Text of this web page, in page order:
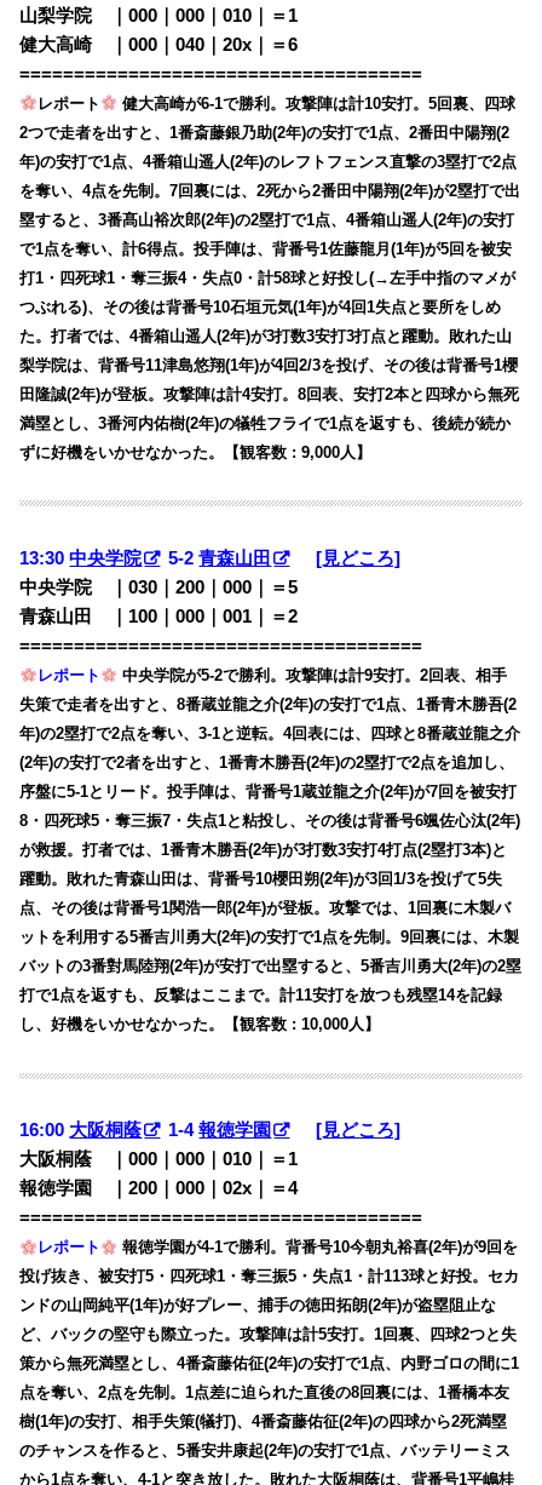
山梨学院 ｜000｜000｜010｜＝1
健大高崎 ｜000｜040｜20x｜＝6
=====================================
レポート
健大高崎が6-1で勝利。攻撃陣は計10安打。5回裏、四球
2つで走者を出すと、1番斎藤銀乃助(2年)の安打で1点、2番田中陽翔(2
年)の安打で1点、4番箱山遥人(2年)のレフトフェンス直撃の3塁打で2点
を奪い、4点を先制。7回裏には、2死から2番田中陽翔(2年)が2塁打で出
塁すると、3番髙山裕次郎(2年)の2塁打で1点、4番箱山遥人(2年)の安打
で1点を奪い、計6得点。投手陣は、背番号1佐藤龍月(1年)が5回を被安
打1・四死球1・奪三振4・失点0・計58球と好投し(→左手中指のマメが
つぶれる)、その後は背番号10石垣元気(1年)が4回1失点と要所をしめ
た。打者では、4番箱山遥人(2年)が3打数3安打3打点と躍動。敗れた山
梨学院は、背番号11津島悠翔(1年)が4回2/3を投げ、その後は背番号1櫻
田隆誠(2年)が登板。攻撃陣は計4安打。8回表、安打2本と四球から無死
満塁とし、3番河内佑樹(2年)の犠牲フライで1点を返すも、後続が続か
ずに好機をいかせなかった。【観客数 : 9,000人】
13:30中央学院 5-2 青森山田
[見どころ]
中央学院 ｜030｜200｜000｜＝5
青森山田 ｜100｜000｜001｜＝2
=====================================
レポート
中央学院が5-2で勝利。攻撃陣は計9安打。2回表、相手
失策で走者を出すと、8番蔵並龍之介(2年)の安打で1点、1番青木勝吾(2
年)の2塁打で2点を奪い、3-1と逆転。4回表には、四球と8番蔵並龍之介
(2年)の安打で2者を出すと、1番青木勝吾(2年)の2塁打で2点を追加し、
序盤に5-1とリード。投手陣は、背番号1蔵並龍之介(2年)が7回を被安打
8・四死球5・奪三振7・失点1と粘投し、その後は背番号6颯佐心汰(2年)
が救援。打者では、1番青木勝吾(2年)が3打数3安打4打点(2塁打3本)と
躍動。敗れた青森山田は、背番号10櫻田朔(2年)が3回1/3を投げて5失
点、その後は背番号1関浩一郎(2年)が登板。攻撃では、1回裏に木製バ
ットを利用する5番吉川勇大(2年)の安打で1点を先制。9回裏には、木製
バットの3番對馬陸翔(2年)が安打で出塁すると、5番吉川勇大(2年)の2塁
打で1点を返すも、反撃はここまで。計11安打を放つも残塁14を記録
し、好機をいかせなかった。【観客数 : 10,000人】
16:00 大阪桐蔭 1-4 報徳学園
[見どころ]
大阪桐蔭 ｜000｜000｜010｜＝1
報徳学園 ｜200｜000｜02x｜＝4
=====================================
レポート
報徳学園が4-1で勝利。背番号10今朝丸裕喜(2年)が9回を
投げ抜き、被安打5・四死球1・奪三振5・失点1・計113球と好投。セカ
ンドの山岡純平(1年)が好プレー、捕手の徳田拓朗(2年)が盗塁阻止な
ど、バックの堅守も際立った。攻撃陣は計5安打。1回裏、四球2つと失
策から無死満塁とし、4番斎藤佑征(2年)の安打で1点、内野ゴロの間に1
点を奪い、2点を先制。1点差に迫られた直後の8回裏には、1番橋本友
樹(1年)の安打、相手失策(犠打)、4番斎藤佑征(2年)の四球から2死満塁
のチャンスを作ると、5番安井康起(2年)の安打で1点、バッテリーミス
から1点を奪い、4-1と突き放した。敗れた大阪桐蔭は、背番号1平嶋桂